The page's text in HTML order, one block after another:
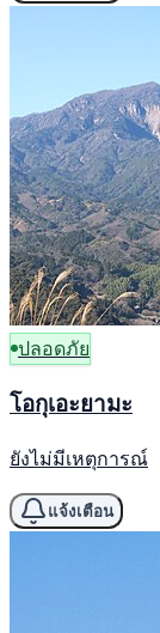
ปลอดภัย
โอกุเอะยามะ
ยังไม่มีเหตุการณ์
แจ้งเตือน